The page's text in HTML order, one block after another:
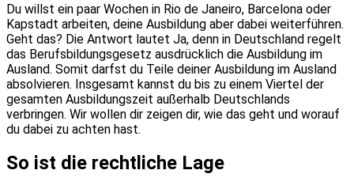
Du willst ein paar Wochen in Rio de Janeiro, Barcelona oder
Kapstadt arbeiten, deine Ausbildung aber dabei weiterführen.
Geht das? Die Antwort lautet Ja, denn in Deutschland regelt
das Berufsbildungsgesetz ausdrücklich die Ausbildung im
Ausland. Somit darfst du Teile deiner Ausbildung im Ausland
absolvieren. Insgesamt kannst du bis zu einem Viertel der
gesamten Ausbildungszeit außerhalb Deutschlands
verbringen. Wir wollen dir zeigen dir, wie das geht und worauf
du dabei zu achten hast.
So ist die rechtliche Lage